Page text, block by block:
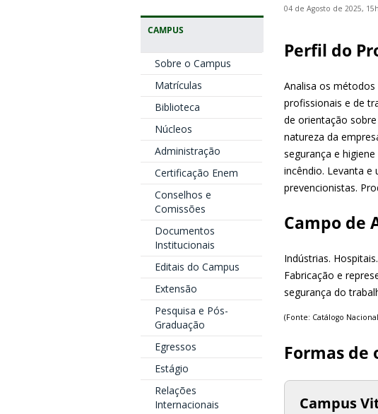
CAMPUS
Sobre o Campus
Matrículas
Biblioteca
Núcleos
Administração
Certificação Enem
Conselhos e
Comissões
Documentos
Institucionais
Editais do Campus
Extensão
Pesquisa e Pós-
Graduação
Egressos
Estágio
Relações
Internacionais
04 de Agosto de 2025,
Perfil do
Analisa os
profissionais e de
de orientação
natureza da
segurança e
incêndio. Levanta e
prevencionistas.
Campo de
Indústrias.
Fabricação e
segurança do
(Fonte: Catálogo
Formas de
Campus